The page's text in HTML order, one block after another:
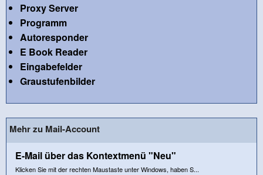
Proxy Server
Programm
Autoresponder
E Book Reader
Eingabefelder
Graustufenbilder
Mehr zu Mail-Account
E-Mail über das Kontextmenü "Neu"
Klicken Sie mit der rechten Maustaste unter Windows, haben S...